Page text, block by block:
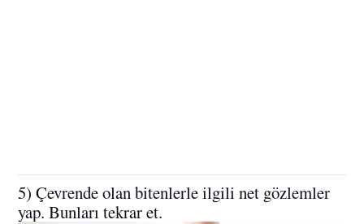
5) Çevrende olan bitenlerle ilgili net gözlemler
yap. Bunları tekrar et.